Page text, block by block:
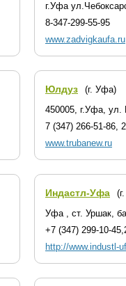
г.Уфа
8-347-299-55-95
www.zadvigkaufa.ru
Юлдуз
(г. Уфа)
450005, г.Уфа, ул.
7 (347) 266-51-86,
www.trubanew.ru
Индастл-Уфа
Уфа , ст. Уршак,
+7 (347) 299-10-
http://www.industl-